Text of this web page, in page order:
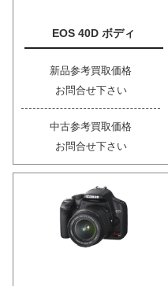
EOS 40D ボディ
新品参考買取価格
お問合せ下さい
中古参考買取価格
お問合せ下さい